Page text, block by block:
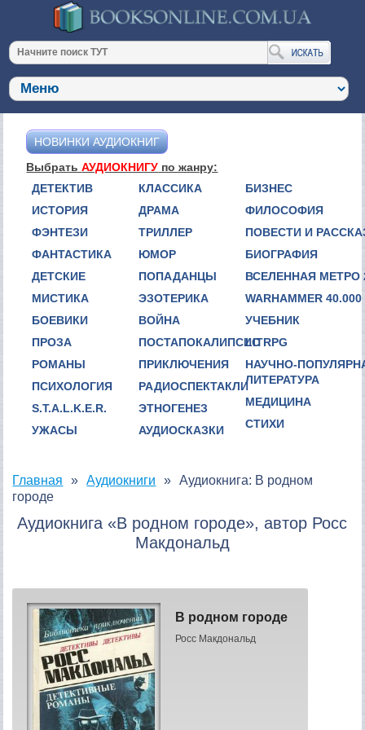
НОВИНКИ АУДИОКНИГ
ВыбратьАУДИОКНИГУ по жанру:
ДЕТЕКТИВ
ИСТОРИЯ
ФЭНТЕЗИ
ФАНТАСТИКА
ДЕТСКИЕ
МИСТИКА
БОЕВИКИ
ПРОЗА
РОМАНЫ
ПСИХОЛОГИЯ
S.T.A.L.K.E.R.
УЖАСЫ
КЛАССИКА
ДРАМА
ТРИЛЛЕР
ЮМОР
ПОПАДАНЦЫ
ЭЗОТЕРИКА
ВОЙНА
ПОСТАПОКАЛИПСИС
ПРИКЛЮЧЕНИЯ
РАДИОСПЕКТАКЛИ
ЭТНОГЕНЕЗ
АУДИОСКАЗКИ
БИЗНЕС
ФИЛОСОФИЯ
ПОВЕСТИ И
БИОГРАФИЯ
ВСЕЛЕННАЯ МЕТРО
WARHAMMER 40.000
УЧЕБНИК
LITRPG
НАУЧНО-
ЛИТЕРАТУРА
МЕДИЦИНА
СТИХИ
Главная Аудиокниги
Аудиокнига: В родном
городе
Аудиокнига «В родном городе», автор Росс
Макдональд
В родном городе
Росс Макдональд